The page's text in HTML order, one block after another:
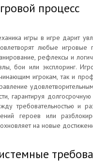
процесс
игры в игре дарит
любые игровые
рефлексы и
бои или эксплоринг.
игрокам, так и
гарантируя
требовательностью и
героев или
на новые